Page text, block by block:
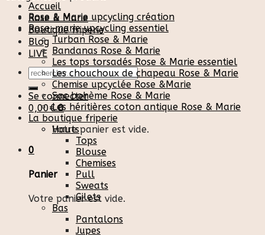
Accueil
Rose & Marie
Boutique friperie
Blog
LIVE
Recherche
pour :
Se connecter
0,00€ 0
Votre panier est vide.
0
Panier
Votre panier est vide.
Rose & Marie upcycling création
Rose-marie upcycling essentiel
Turban Rose & Marie
Bandanas Rose & Marie
Les tops torsadés Rose & Marie essentiel
Les chouchoux de chapeau Rose & Marie
Chemise upcyclée Rose &Marie
Sac bohème Rose & Marie
Les héritières coton antique Rose & Marie
La boutique friperie
Hauts
Tops
Blouse
Chemises
Pull
Sweats
Gilets
Bas
Pantalons
Jupes